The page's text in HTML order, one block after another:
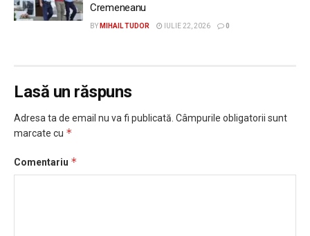
Cremeneanu
BY MIHAIL TUDOR IULIE 22, 2026 0
Lasă un răspuns
Adresa ta de email nu va fi publicată. Câmpurile obligatorii sunt
marcate cu *
Comentariu *